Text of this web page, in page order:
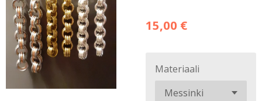
15,00 €
Materiaali